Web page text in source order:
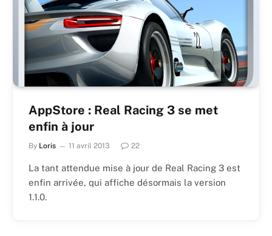
AppStore : Real Racing 3 se met
enfin à jour
By Loris 11 avril 2013 22
La tant attendue mise à jour de Real Racing 3 est
enfin arrivée, qui affiche désormais la version
1.1.0.